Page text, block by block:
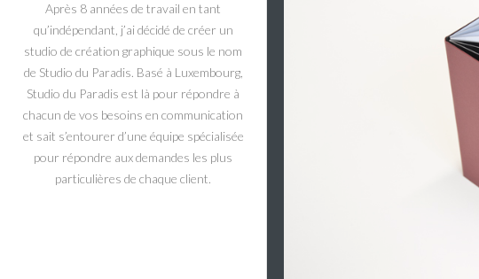
Après 8 années de travail en tant
qu’indépendant, j’ai décidé de créer un
studio de création graphique sous le nom
de Studio du Paradis. Basé à Luxembourg,
Studio du Paradis est là pour répondre à
chacun de vos besoins en communication
et sait s’entourer d’une équipe spécialisée
pour répondre aux demandes les plus
particulières de chaque client.